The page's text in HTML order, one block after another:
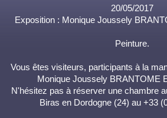
20/05/2017
Exposition : Monique Joussely
Peinture.
Vous êtes visiteurs, participants à la
Monique Joussely BRANTOME
N'hésitez pas à réserver une chambre
Biras en Dordogne (24) au +33